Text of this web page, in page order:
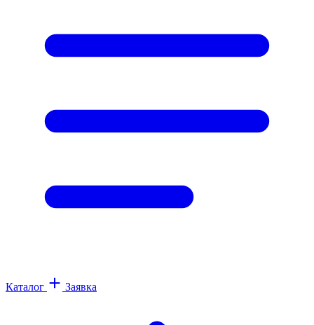
Каталог Заявка